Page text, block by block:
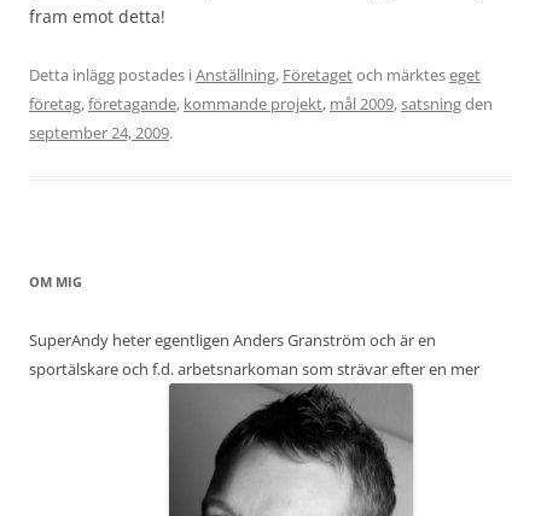
fram emot detta!
Detta inlägg postades iAnställning, Företagetoch märkteseget
företag,företagande, kommande projekt, mål 2009,satsningden
september 24, 2009.
OM MIG
SuperAndy heter egentligen Anders Granström och är en
sportälskare och f.d. arbetsnarkoman som strävar efter en mer